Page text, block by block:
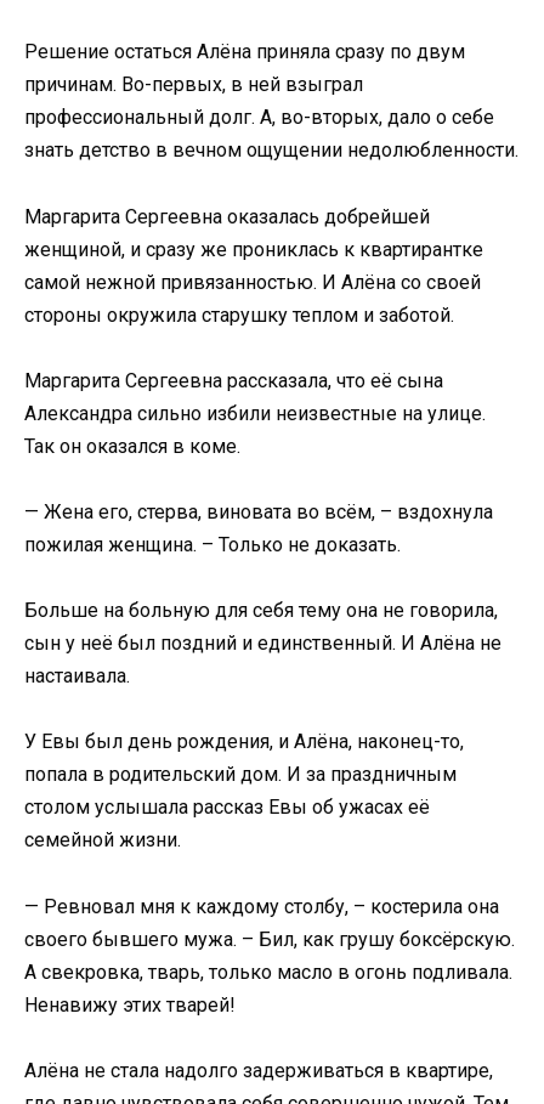
Решение остаться Алёна приняла сразу по двум
причинам. Во-первых, в ней взыграл
профессиональный долг. А, во-вторых, дало о себе
знать детство в вечном ощущении недолюбленности.
Маргарита Сергеевна оказалась добрейшей
женщиной, и сразу же прониклась к квартирантке
самой нежной привязанностью. И Алёна со своей
стороны окружила старушку теплом и заботой.
Маргарита Сергеевна рассказала, что её сына
Александра сильно избили неизвестные на улице.
Так он оказался в коме.
— Жена его, стерва, виновата во всём, – вздохнула
пожилая женщина. – Только не доказать.
Больше на больную для себя тему она не говорила,
сын у неё был поздний и единственный. И Алёна не
настаивала.
У Евы был день рождения, и Алёна, наконец-то,
попала в родительский дом. И за праздничным
столом услышала рассказ Евы об ужасах её
семейной жизни.
— Ревновал мня к каждому столбу, – костерила она
своего бывшего мужа. – Бил, как грушу боксёрскую.
А свекровка, тварь, только масло в огонь подливала.
Ненавижу этих тварей!
Алёна не стала надолго задерживаться в квартире,